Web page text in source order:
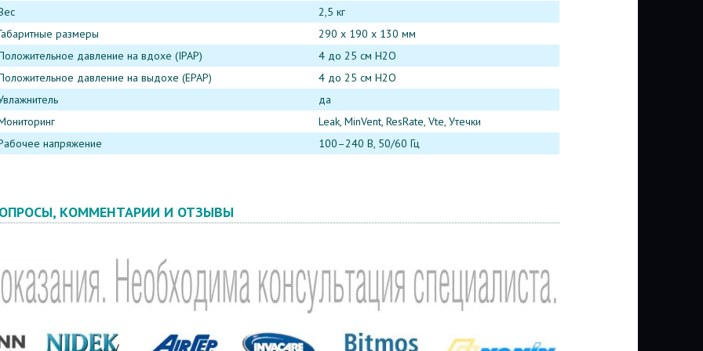
2,5 кг
размеры
290 х 190 х 130 мм
давление на вдохе (IPAP)
4 до 25 см H2O
давление на выдохе (EPAP)
4 до 25 см H2O
да
Leak, MinVent, ResRate, Vte, Утечки
напряжение
100–240 В, 50/60 Гц
КОММЕНТАРИИ И ОТЗЫВЫ